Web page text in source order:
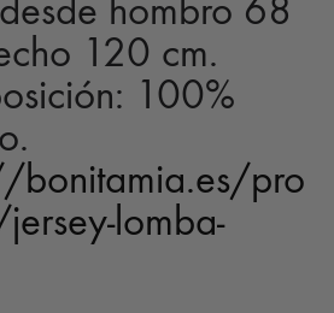
hombro 68
120 cm.
100%
bonitamia.es/pro
lomba-